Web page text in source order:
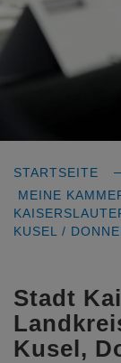
STARTSEITE
MEINE
KUSEL /
Stadt
Kusel,